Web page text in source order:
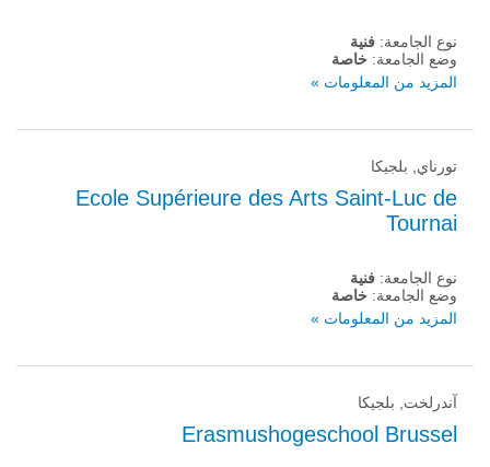
نوع الجامعة: فنية
وضع الجامعة: خاصة
المزيد من المعلومات »
تورناي, بلجيكا
Ecole Supérieure des Arts Saint-Luc de
Tournai
نوع الجامعة: فنية
وضع الجامعة: خاصة
المزيد من المعلومات »
آندرلخت, بلجيكا
Erasmushogeschool Brussel